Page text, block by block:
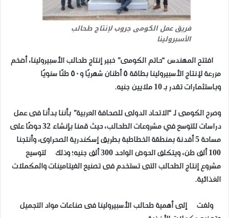
فريق عمل الكومى جروب لإنتاج طحالب
الأسبرولينا
افتتح المهندس “حاتم الكومى” خبير إنتاج طحالب الأسبيرولينا، أضخم
مزرعة لإنتاج الأسبيرولينا بطاقة ٥ أطنان شهريًا و٥٠ طنًا سنويًا
وباستثمارات تقدر بـ 10 ملايين جنيه.
وصرح الكومى لـ “الاتحاد الدولى للصحافة العربية” بأننا بدأنا فى عمل
دراسات للتوسع في مشروعات الطحالب، حيث قمنا بإنشاء 32 حوضًا على
مساحة 5 أفدنة بمنطقة الخطاطبة بطريق إسكندرية الصحراوى، وأنتجنا
100 ألف طن، ويتكلف الحوض الواحد 300 ألف جنيه؛ وذلك لتوسيع
مشروع إنتاج الطحالب التى تستخدم فى تصنيع الفيتامينات والمكملات
الغذائية.
ولفت إلى أهمية طحالب الأسبيرولينا فى صناعات مواد التجميل